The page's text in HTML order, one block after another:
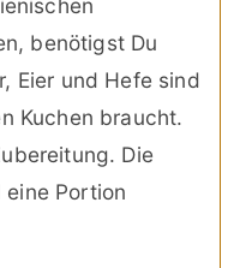
benötigst Du
Eier und Hefe sind
Kuchen braucht.
Die
Portion